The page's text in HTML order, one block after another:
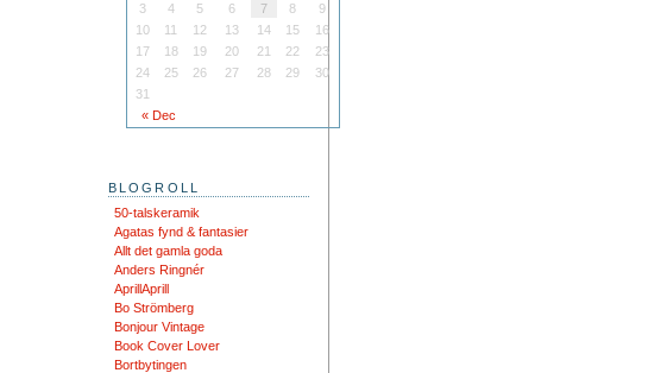
« Dec
3
4 5 6 7 8
9
10
11 12 13 14 15
16
17
18 19 20 21 22
23
24
25 26 27 28 29
30
31
BLOGROLL
50-talskeramik
Agatas fynd & fantasier
Allt det gamla goda
Anders Ringnér
AprillAprill
Bo Strömberg
Bonjour Vintage
Book Cover Lover
Bortbytingen